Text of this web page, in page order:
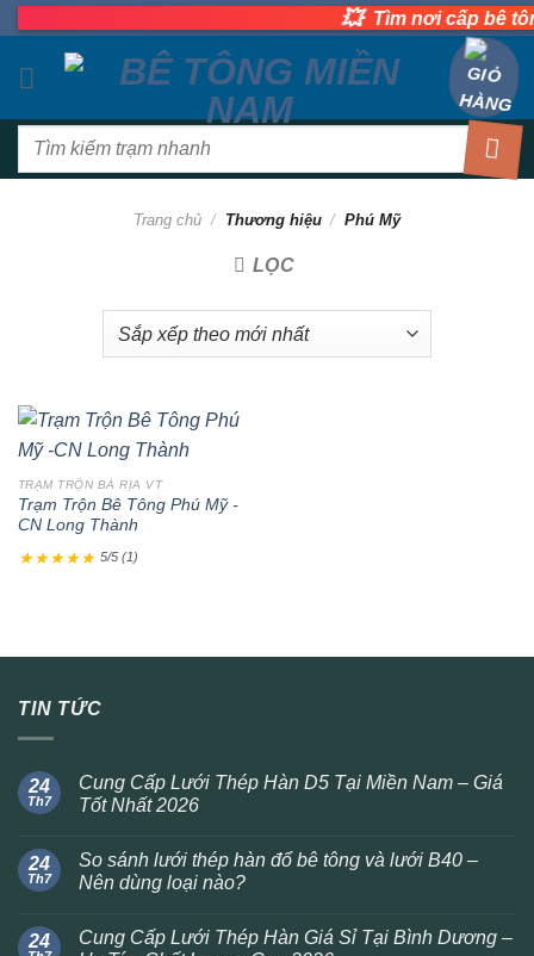
nội
💥 Tìm nơi cấp bê
Tìm
Trang chủ / Thương hiệu / Phú Mỹ
LỌC
TRẠM TRỘN BÀ RỊA VT
Trạm Trộn Bê Tông Phú Mỹ -
CN Long Thành
★★★★★ 5/5 (1)
TIN TỨC
24
Th7
Cung Cấp Lưới Thép Hàn D5 Tại Miền Nam – Giá
Tốt Nhất 2026
24
Th7
So sánh lưới thép hàn đổ bê tông và lưới B40 –
Nên dùng loại nào?
24
Cung Cấp Lưới Thép Hàn Giá Sỉ Tại Bình Dương –